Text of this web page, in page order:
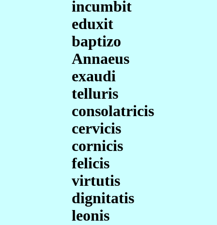
incumbit
eduxit
baptizo
Annaeus
exaudi
telluris
consolatricis
cervicis
cornicis
felicis
virtutis
dignitatis
leonis